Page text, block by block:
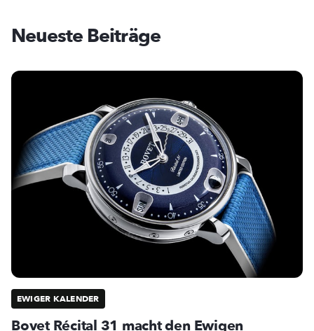
Neueste Beiträge
EWIGER KALENDER
Bovet Récital 31 macht den Ewigen